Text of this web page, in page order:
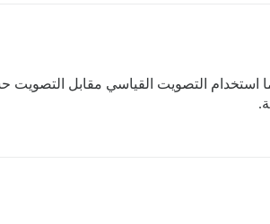
استخدام التصويت القياسي مقابل